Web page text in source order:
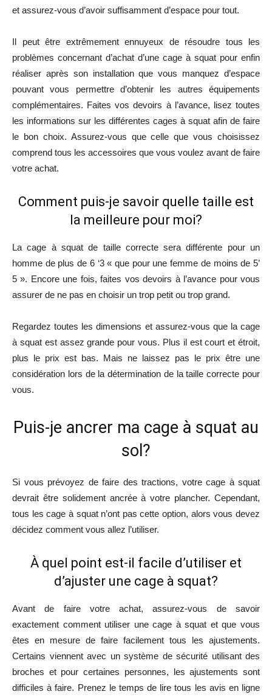
et assurez-vous d’avoir suffisamment d’espace pour tout.
Il peut être extrêmement ennuyeux de résoudre tous les
problèmes concernant d’achat d’une cage à squat pour enfin
réaliser après son installation que vous manquez d’espace
pouvant vous permettre d’obtenir les autres équipements
complémentaires. Faites vos devoirs à l’avance, lisez toutes
les informations sur les différentes cages à squat afin de faire
le bon choix. Assurez-vous que celle que vous choisissez
comprend tous les accessoires que vous voulez avant de faire
votre achat.
Comment puis-je savoir quelle taille est
la meilleure pour moi?
La cage à squat de taille correcte sera différente pour un
homme de plus de 6 ‘3 « que pour une femme de moins de 5’
5 ». Encore une fois, faites vos devoirs à l’avance pour vous
assurer de ne pas en choisir un trop petit ou trop grand.
Regardez toutes les dimensions et assurez-vous que la cage
à squat est assez grande pour vous. Plus il est court et étroit,
plus le prix est bas. Mais ne laissez pas le prix être une
considération lors de la détermination de la taille correcte pour
vous.
Puis-je ancrer ma cage à squat au
sol?
Si vous prévoyez de faire des tractions, votre cage à squat
devrait être solidement ancrée à votre plancher. Cependant,
tous les cage à squat n’ont pas cette option, alors vous devez
décidez comment vous allez l’utiliser.
À quel point est-il facile d’utiliser et
d’ajuster une cage à squat?
Avant de faire votre achat, assurez-vous de savoir
exactement comment utiliser une cage à squat et que vous
êtes en mesure de faire facilement tous les ajustements.
Certains viennent avec un système de sécurité utilisant des
broches et pour certaines personnes, les ajustements sont
difficiles à faire. Prenez le temps de lire tous les avis en ligne